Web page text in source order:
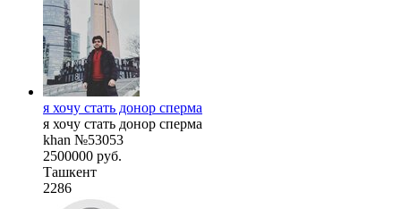
я хочу стать донор сперма
я хочу стать донор сперма
khan №53053
2500000 руб.
Ташкент
2286